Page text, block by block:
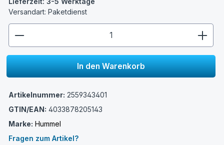
Versandart: Paketdienst
In den Warenkorb
Artikelnummer: 2559343401
GTIN/EAN: 4033878205143
Marke: Hummel
Fragen zum Artikel?